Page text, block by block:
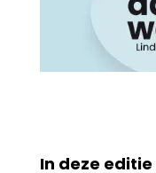
In deze editie